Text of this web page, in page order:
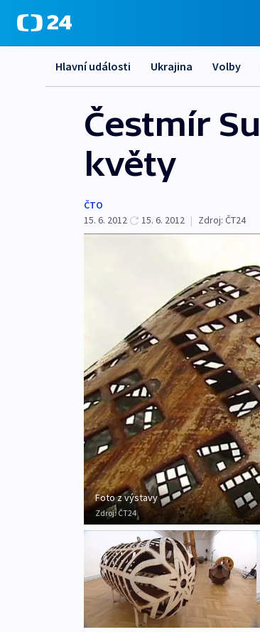
Hlavní události Ukrajina Volby
Čestmír
květy
ČTO
15. 6. 2012
15. 6. 2012 | Zdroj: ČT24
Foto z výstavy
Zdroj:ČT24